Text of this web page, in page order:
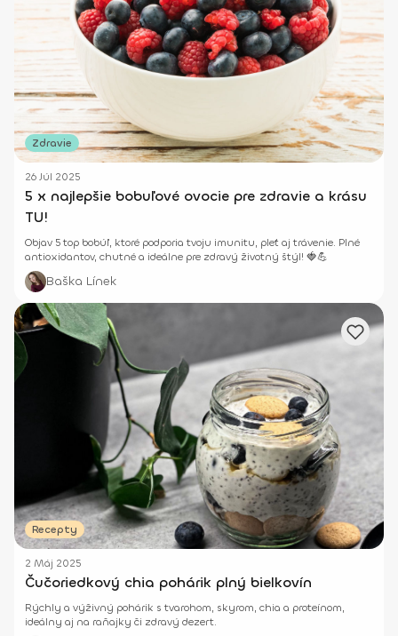
Zdravie
26 Júl 2025
5 x najlepšie bobuľové ovocie pre zdravie a krásu
TU!
Objav 5 top bobúľ, ktoré podporia tvoju imunitu, pleť aj trávenie. Plné
antioxidantov, chutné a ideálne pre zdravý životný štýl! 🍓💪
Baška Línek
Recepty
2 Máj 2025
Čučoriedkový chia pohárik plný bielkovín
Rýchly a výživný pohárik s tvarohom, skyrom, chia a proteínom,
ideálny aj na raňajky či zdravý dezert.